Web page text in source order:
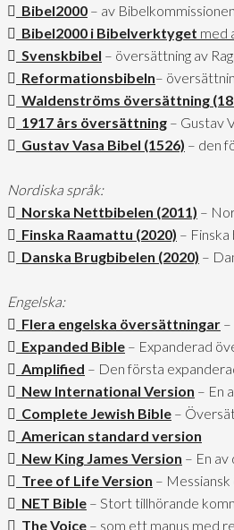
Bibel2000 – av
Bibel2000 i Bibelverktyget med
Svenskbibel – översättning av
Reformationsbibeln–
Waldenströms översättning
1917 års översättning – Gustav
Gustav Vasa Bibel (1526) – den
Nordiska språk:
Norska Nettbibelen (2011) –
Finska Raamattu (2020) –
Danska Brugbibelen (2020) –
Engelska:
Flera engelska översättningar
Expanded Bible – Expanderad
Amplified – Den första
New International Version – En
Complete Jewish Bible –
American standard version
New King James Version – En
Tree of Life Version –
NET Bible – Stort tillhörande
The Voice – som ett manus med